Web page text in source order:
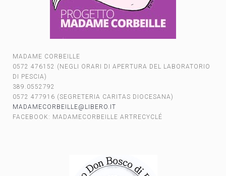
MADAME CORBEILLE
0572 476152 (NEGLI ORARI DI APERTURA DEL LABORATORIO
DI PESCIA)
389.0552792
0572 477916 (SEGRETERIA CARITAS DIOCESANA)
MADAMECORBEILLE@LIBERO.IT
FACEBOOK: MADAMECORBEILLE ARTRECYCLÉ